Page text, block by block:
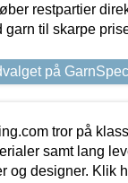
restpartier
garn til skarpe
på
tror på
samt lang
og designer. Klik